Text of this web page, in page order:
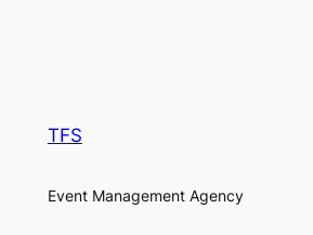
TFS
Event Management Agency